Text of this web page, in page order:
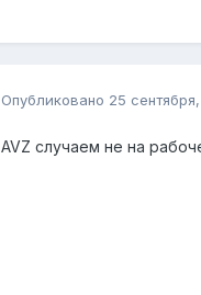
Опубликовано 25
AVZ случаем не на